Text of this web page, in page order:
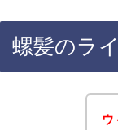
螺髪のラ
ウ